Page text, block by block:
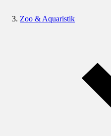
Zoo & Aquaristik